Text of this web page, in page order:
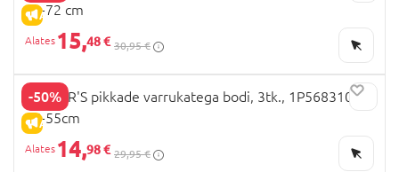
ALLAHINDLUS
69-72 cm
15,48 € 30,95 €
-50%
ALLAHINDLUS
CARTER'S pikkade varrukatega bodi, 3tk., 1P568310
46-55cm
14,98 € 29,95 €